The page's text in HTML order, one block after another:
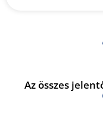
Az összes